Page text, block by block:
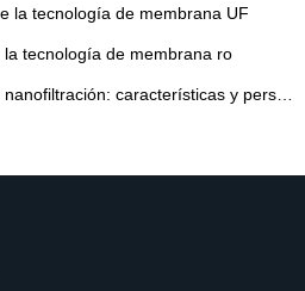
la tecnología de membrana UF
tecnología de membrana ro